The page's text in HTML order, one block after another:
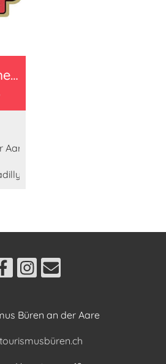
Kulinarik, Firmen Beitrag 150 Franken
pub.ch/
Büren an der Aare